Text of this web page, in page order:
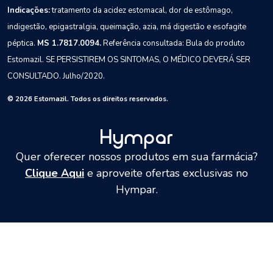
Indicações:tratamento da acidez estomacal, dor de estômago,
indigestão, epigastralgia, queimação, azia, má digestão e esofagite
péptica. MS 1.7817.0094.Referência consultada: Bula do produto
Estomazil. SE PERSISTIREM OS SINTOMAS, O MÉDICO DEVERÁ SER
CONSULTADO.Julho/2020.
© 2026 Estomazil. Todos os direitos reservados.
Quer oferecer nossos produtos em sua farmácia?
Clique Aqui e aproveite ofertas exclusivas no
Hympar.